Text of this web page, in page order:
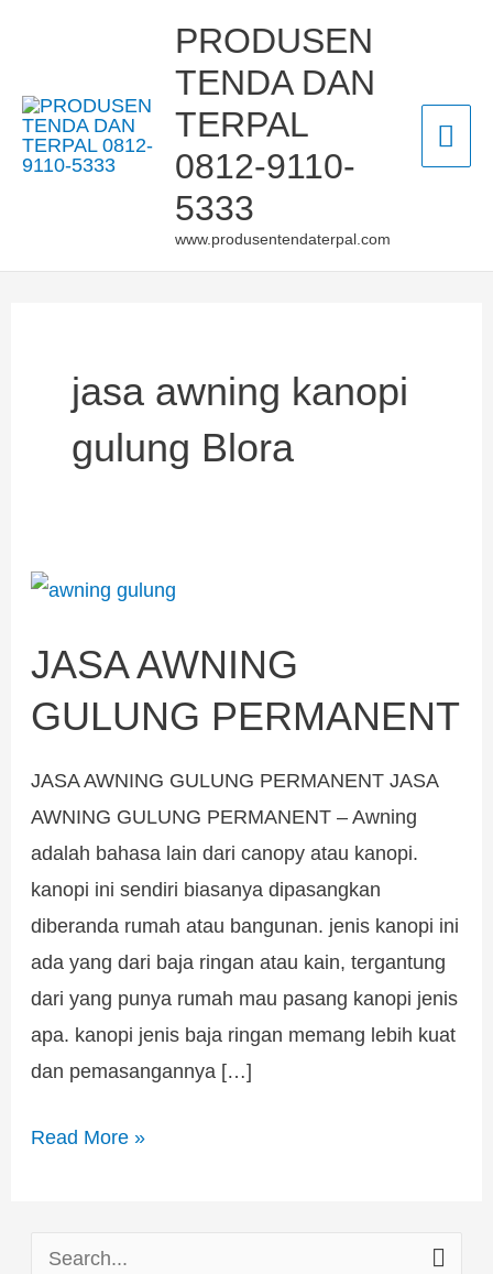
PRODUSEN
TENDA DAN
TERPAL
0812-9110-
5333
www.produsentendaterpal.com
jasa awning kanopi
gulung Blora
JASA AWNING
GULUNG PERMANENT
JASA AWNING GULUNG PERMANENT JASA
AWNING GULUNG PERMANENT – Awning
adalah bahasa lain dari canopy atau kanopi.
kanopi ini sendiri biasanya dipasangkan
diberanda rumah atau bangunan. jenis kanopi ini
ada yang dari baja ringan atau kain, tergantung
dari yang punya rumah mau pasang kanopi jenis
apa. kanopi jenis baja ringan memang lebih kuat
dan pemasangannya […]
JASA
GULUNG
Read More »